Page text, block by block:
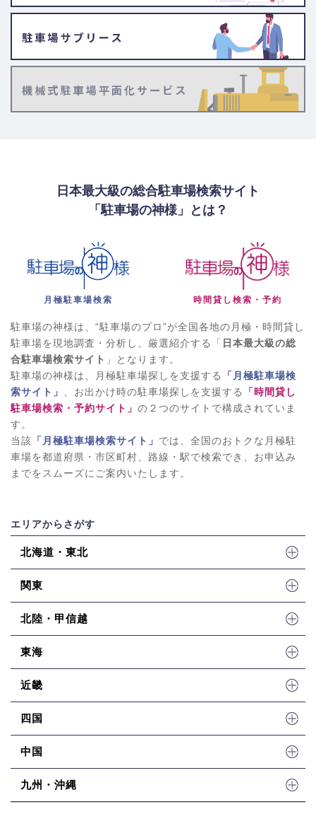
日本最大級の総合駐車場検索サイト
「駐車場の神様」とは？
月極駐車場検索 時間貸し検索・予約
駐車場の神様は、“駐車場のプロ”が全国各地の月極・時間貸し
駐車場を現地調査・分析し、厳選紹介する「 日本最大級の総
合駐車場検索サイト 」となります。
駐車場の神様は、月極駐車場探しを支援する
「月極駐車場検
索サイト」 、お出かけ時の駐車場探しを支援する
「時間貸し
駐車場検索・予約サイト」 の２つのサイトで構成されていま
す。
当該 「月極駐車場検索サイト」 では、全国のおトクな月極駐
車場を都道府県・市区町村、路線・駅で検索でき、お申込み
までをスムーズにご案内いたします。
エリアからさがす
北海道・東北
関東
北陸・甲信越
東海
近畿
四国
中国
九州・沖縄